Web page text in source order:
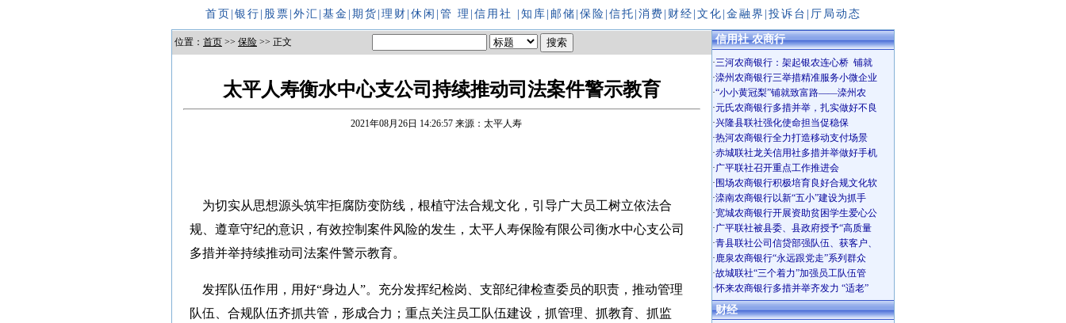
首页 银行 股票 外汇 基金 期货 理财 休闲 管 理 信用社 知库 邮储 保险 信托 消费 财经 文化 金融界 投诉台 厅局动态
位置： 首页 >> 保险 >> 正文
太平人寿衡水中心支公司持续推动司法案件警示教育
2021年08月26日 14:26:57 来源：太平人寿
为切实从思想源头筑牢拒腐防变防线，根植守法合规文化，引导广大员工树立依法合
规、遵章守纪的意识，有效控制案件风险的发生，太平人寿保险有限公司衡水中心支公司
多措并举持续推动司法案件警示教育。
发挥队伍作用，用好“身边人”。充分发挥纪检岗、支部纪律检查委员的职责，推动管理
队伍、合规队伍齐抓共管，形成合力；重点关注员工队伍建设，抓管理、抓教育、抓监
信用社 农商行
·三河农商银行：架起银农连心桥 铺就
·滦州农商银行三举措精准服务小微企业
·“小小黄冠梨”铺就致富路——滦州农
·元氏农商银行多措并举，扎实做好不良
·兴隆县联社强化使命担当促稳保
·热河农商银行全力打造移动支付场景
·赤城联社龙关信用社多措并举做好手机
·广平联社召开重点工作推进会
· 围场农商银行积极培育良好合规文化软
·滦南农商银行以新“五小”建设为抓手
·宽城农商银行开展资助贫困学生爱心公
·广平联社被县委、县政府授予“高质量
·青县联社公司信贷部强队伍、获客户、
·鹿泉农商银行“永远跟党走”系列群众
·故城联社“三个着力”加强员工队伍管
·怀来农商银行多措并举齐发力 “适老”
财经